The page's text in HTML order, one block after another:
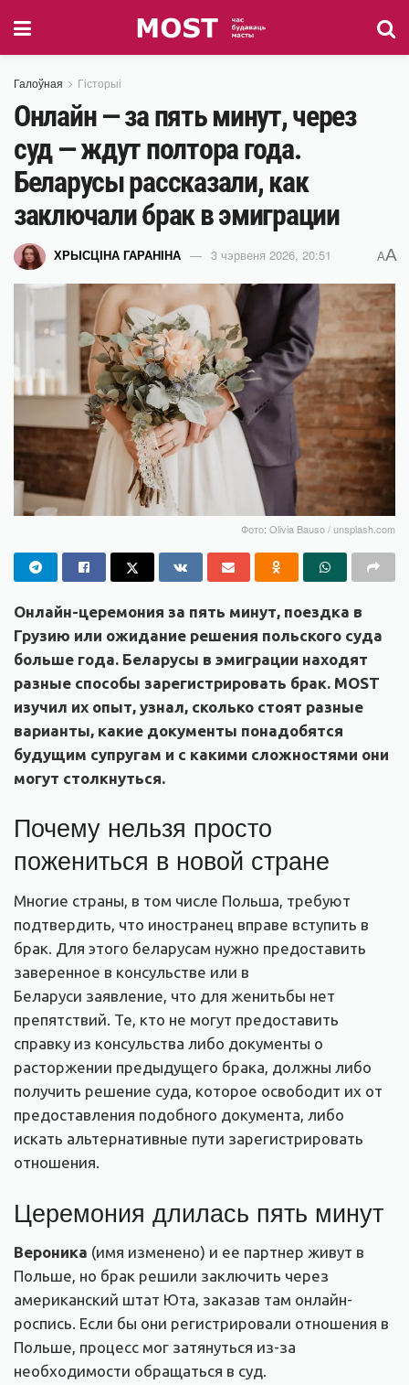
Галоўная Гісторыі
Онлайн — за пять минут, через
суд — ждут полтора года.
Беларусы рассказали, как
заключали брак в эмиграции
ХРЫСЦІНА ГАРАНІНА 3 чэрвеня 2026, 20:51 AA
Фото: Olivia Bauso / unsplash.com
Онлайн-церемония за пять минут, поездка в
Грузию или ожидание решения польского суда
больше года. Беларусы в эмиграции находят
разные способы зарегистрировать брак. MOST
изучил их опыт, узнал, сколько стоят разные
варианты, какие документы понадобятся
будущим супругам и с какими сложностями они
могут столкнуться.
Почему нельзя просто
пожениться в новой стране
Многие страны, в том числе Польша, требуют
подтвердить, что иностранец вправе вступить в
брак. Для этого беларусам нужно предоставить
заверенное в консульстве или в
Беларуси заявление, что для женитьбы нет
препятствий. Те, кто не могут предоставить
справку из консульства либо документы о
расторжении предыдущего брака, должны либо
получить решение суда, которое освободит их от
предоставления подобного документа, либо
искать альтернативные пути зарегистрировать
отношения.
Церемония длилась пять минут
Вероника (имя изменено) и ее партнер живут в
Польше, но брак решили заключить через
американский штат Юта, заказав там онлайн-
роспись. Если бы они регистрировали отношения в
Польше, процесс мог затянуться из-за
необходимости обращаться в суд.